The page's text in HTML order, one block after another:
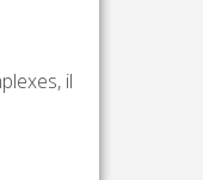
il